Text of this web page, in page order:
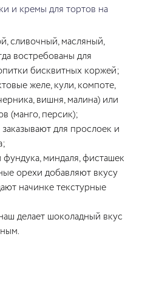
и кремы для тортов на
сливочный, масляный,
востребованы для
бисквитных коржей;
желе, кули, компоте,
вишня, малина) или
(манго, персик);
для прослоек и
миндаля, фисташек
орехи добавляют вкусу
начинке текстурные
делает шоколадный вкус